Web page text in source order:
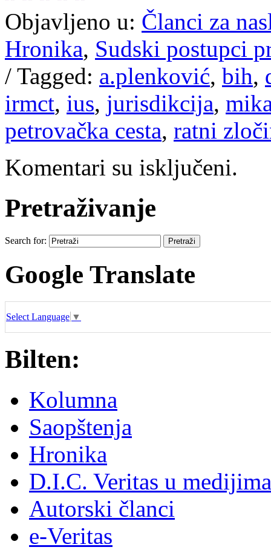
Objavljeno u: Članci za
Hronika, Sudski postupci
/ Tagged: a.plenković, bih,
irmct, ius, jurisdikcija,
petrovačka cesta, ratni
Komentari su isključeni.
Pretraživanje
Search for:
Google Translate
Select Language ▼
Bilten:
Kolumna
Saopštenja
Hronika
D.I.C. Veritas u medijima
Autorski članci
e-Veritas